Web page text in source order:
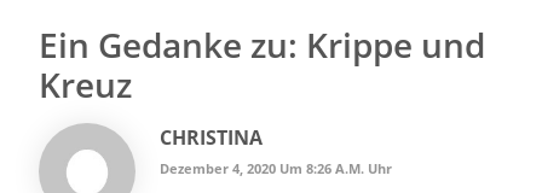
Ein Gedanke zu: Krippe und
Kreuz
CHRISTINA
Dezember 4, 2020 Um 8:26 A.m. Uhr